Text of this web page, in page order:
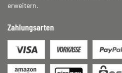
erweitern.
Zahlungsarten